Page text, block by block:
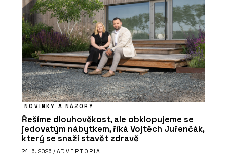
NOVINKY A NÁZORY
Řešíme dlouhověkost, ale obklopujeme se
jedovatým nábytkem, říká Vojtěch Juřenčák,
který se snaží stavět zdravě
24. 6. 2026 / ADVERTORIAL